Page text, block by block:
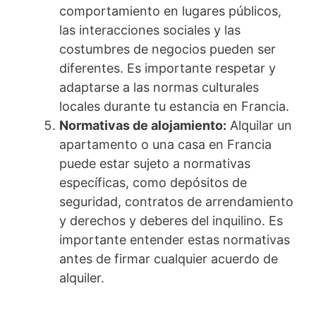
comportamiento en lugares públicos,
las interacciones sociales y las
costumbres de negocios pueden ser
diferentes. Es importante respetar y
adaptarse a las normas culturales
locales durante tu estancia en Francia.
Normativas de alojamiento: Alquilar un
apartamento o una casa en Francia
puede estar sujeto a normativas
específicas, como depósitos de
seguridad, contratos de arrendamiento
y derechos y deberes del inquilino. Es
importante entender estas normativas
antes de firmar cualquier acuerdo de
alquiler.